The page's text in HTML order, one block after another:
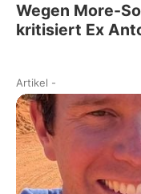
Wegen More-
kritisiert Ex
Artikel -